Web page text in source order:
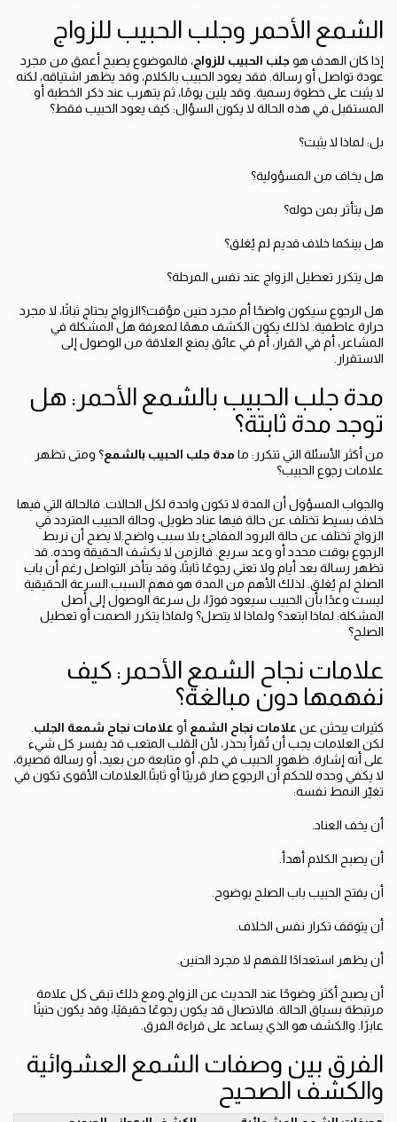
الشمع الأحمر وجلب الحبيب للزواج
إذا كان الهدف هو جلب الحبيب للزواج، فالموضوع يصبح أعمق من مجرد
عودة تواصل أو رسالة. فقد يعود الحبيب بالكلام، وقد يظهر اشتياقه، لكنه
لا يثبت على خطوة رسمية. وقد يلين يومًا، ثم يتهرب عند ذكر الخطبة أو
المستقبل.في هذه الحالة لا يكون السؤال: كيف يعود الحبيب فقط؟
بل: لماذا لا يثبت؟
هل يخاف من المسؤولية؟
هل يتأثر بمن حوله؟
هل بينكما خلاف قديم لم يُغلق؟
هل يتكرر تعطيل الزواج عند نفس المرحلة؟
هل الرجوع سيكون واضحًا أم مجرد حنين مؤقت؟الزواج يحتاج ثباتًا، لا مجرد
حرارة عاطفية. لذلك يكون الكشف مهمًا لمعرفة هل المشكلة في
المشاعر، أم في القرار، أم في عائق يمنع العلاقة من الوصول إلى
الاستقرار.
مدة جلب الحبيب بالشمع الأحمر: هل
توجد مدة ثابتة؟
من أكثر الأسئلة التي تتكرر: ما مدة جلب الحبيب بالشمع؟ ومتى تظهر
علامات رجوع الحبيب؟
والجواب المسؤول أن المدة لا تكون واحدة لكل الحالات. فالحالة التي فيها
خلاف بسيط تختلف عن حالة فيها عناد طويل، وحالة الحبيب المتردد في
الزواج تختلف عن حالة البرود المفاجئ بلا سبب واضح.لا يصح أن نربط
الرجوع بوقت محدد أو وعد سريع. فالزمن لا يكشف الحقيقة وحده. قد
تظهر رسالة بعد أيام ولا تعني رجوعًا ثابتًا، وقد يتأخر التواصل رغم أن باب
الصلح لم يُغلق. لذلك الأهم من المدة هو فهم السبب.السرعة الحقيقية
ليست وعدًا بأن الحبيب سيعود فورًا، بل سرعة الوصول إلى أصل
المشكلة: لماذا ابتعد؟ ولماذا لا يتصل؟ ولماذا يتكرر الصمت أو تعطيل
الصلح؟
علامات نجاح الشمع الأحمر: كيف
نفهمها دون مبالغة؟
كثيرات يبحثن عن علامات نجاح الشمع أو علامات نجاح شمعة الجلب.
لكن العلامات يجب أن تُقرأ بحذر، لأن القلب المتعب قد يفسر كل شيء
على أنه إشارة. ظهور الحبيب في حلم، أو متابعة من بعيد، أو رسالة قصيرة،
لا يكفي وحده للحكم أن الرجوع صار قريبًا أو ثابتًا.العلامات الأقوى تكون في
تغيّر النمط نفسه:
أن يخف العناد.
أن يصبح الكلام أهدأ.
أن يفتح الحبيب باب الصلح بوضوح.
أن يتوقف تكرار نفس الخلاف.
أن يظهر استعدادًا للفهم لا مجرد الحنين.
أن يصبح أكثر وضوحًا عند الحديث عن الزواج.ومع ذلك تبقى كل علامة
مرتبطة بسياق الحالة. فالاتصال قد يكون رجوعًا حقيقيًا، وقد يكون حنينًا
عابرًا. والكشف هو الذي يساعد على قراءة الفرق.
الفرق بين وصفات الشمع العشوائية
والكشف الصحيح